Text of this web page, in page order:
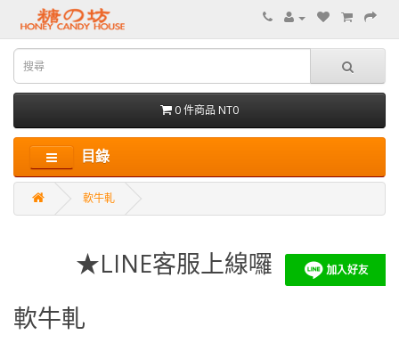
0 件商品 NT0
目錄
軟牛軋
★LINE客服上線囉
軟牛軋